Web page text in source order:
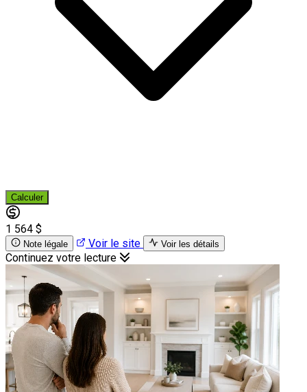
Calculer
1 564 $
Note légale Voir le site Voir les détails
Continuez votre lecture